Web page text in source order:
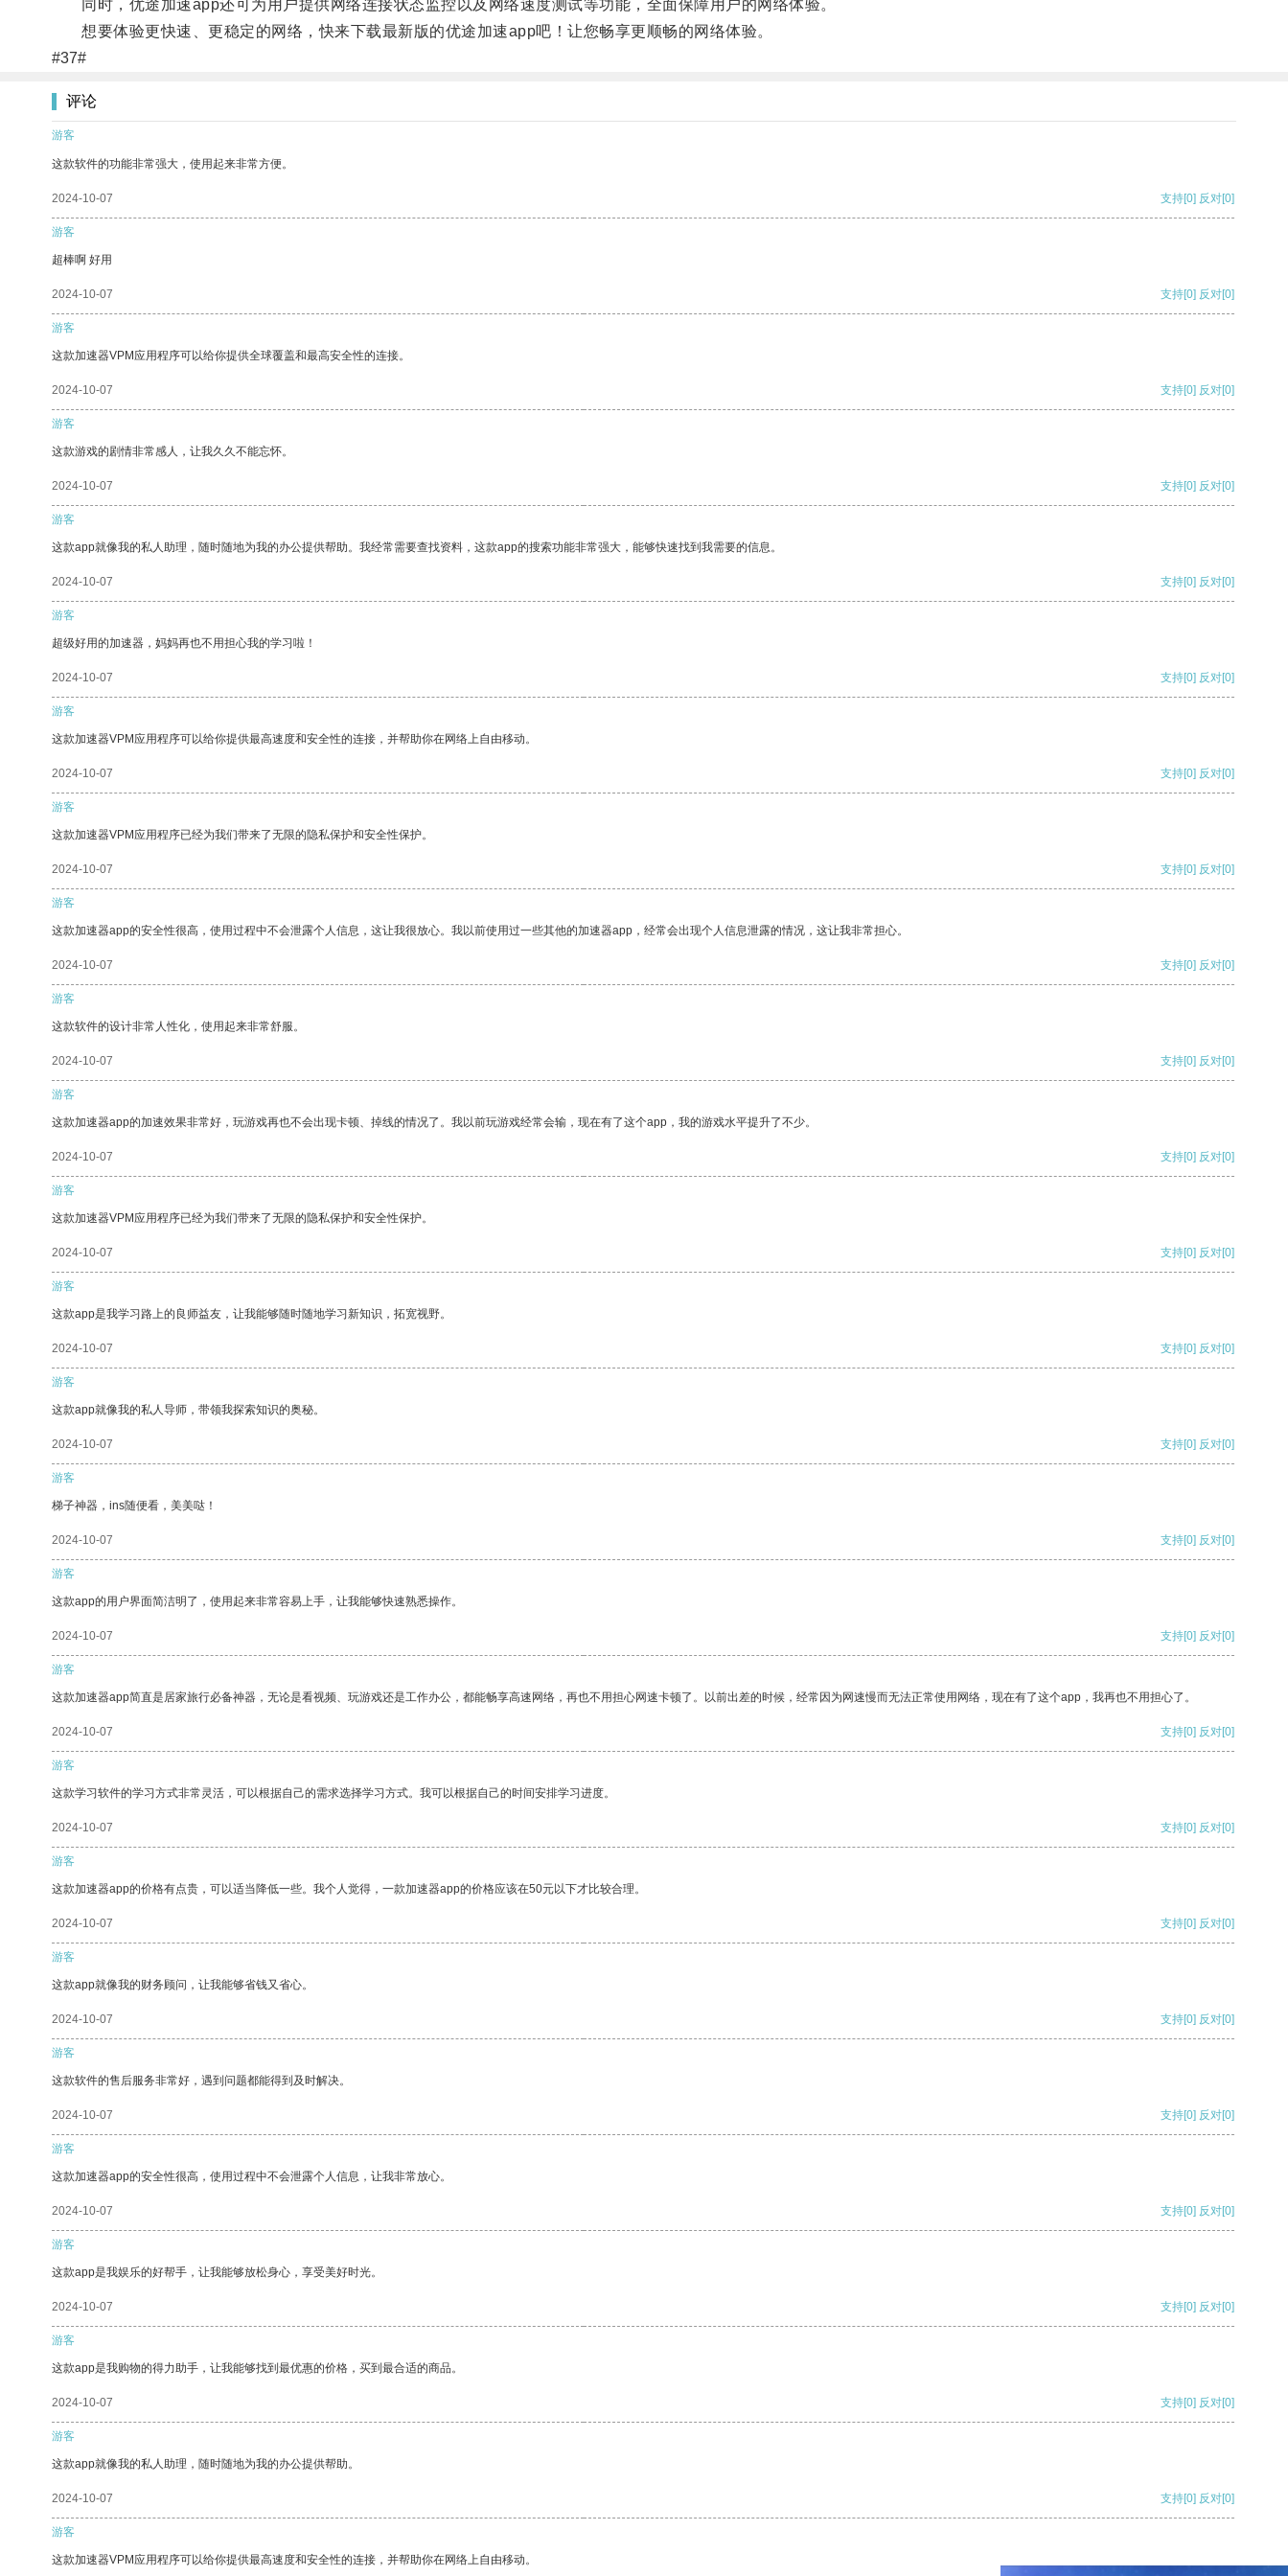
同时，优途加速app还可为用户提供网络连接状态监控以及网络速度测试等功能，全面保障用户的网络体验。
想要体验更快速、更稳定的网络，快来下载最新版的优途加速app吧！让您畅享更顺畅的网络体验。
#37#
评论
游客
这款软件的功能非常强大，使用起来非常方便。
2024-10-07 支持[0] 反对[0]
游客
超棒啊 好用
2024-10-07 支持[0] 反对[0]
游客
这款加速器VPM应用程序可以给你提供全球覆盖和最高安全性的连接。
2024-10-07 支持[0] 反对[0]
游客
这款游戏的剧情非常感人，让我久久不能忘怀。
2024-10-07 支持[0] 反对[0]
游客
这款app就像我的私人助理，随时随地为我的办公提供帮助。我经常需要查找资料，这款app的搜索功能非常强大，能够快速找到我需要的信息。
2024-10-07 支持[0] 反对[0]
游客
超级好用的加速器，妈妈再也不用担心我的学习啦！
2024-10-07 支持[0] 反对[0]
游客
这款加速器VPM应用程序可以给你提供最高速度和安全性的连接，并帮助你在网络上自由移动。
2024-10-07 支持[0] 反对[0]
游客
这款加速器VPM应用程序已经为我们带来了无限的隐私保护和安全性保护。
2024-10-07 支持[0] 反对[0]
游客
这款加速器app的安全性很高，使用过程中不会泄露个人信息，这让我很放心。我以前使用过一些其他的加速器app，经常会出现个人信息泄露的情况，这让我非常担心。
2024-10-07 支持[0] 反对[0]
游客
这款软件的设计非常人性化，使用起来非常舒服。
2024-10-07 支持[0] 反对[0]
游客
这款加速器app的加速效果非常好，玩游戏再也不会出现卡顿、掉线的情况了。我以前玩游戏经常会输，现在有了这个app，我的游戏水平提升了不少。
2024-10-07 支持[0] 反对[0]
游客
这款加速器VPM应用程序已经为我们带来了无限的隐私保护和安全性保护。
2024-10-07 支持[0] 反对[0]
游客
这款app是我学习路上的良师益友，让我能够随时随地学习新知识，拓宽视野。
2024-10-07 支持[0] 反对[0]
游客
这款app就像我的私人导师，带领我探索知识的奥秘。
2024-10-07 支持[0] 反对[0]
游客
梯子神器，ins随便看，美美哒！
2024-10-07 支持[0] 反对[0]
游客
这款app的用户界面简洁明了，使用起来非常容易上手，让我能够快速熟悉操作。
2024-10-07 支持[0] 反对[0]
游客
这款加速器app简直是居家旅行必备神器，无论是看视频、玩游戏还是工作办公，都能畅享高速网络，再也不用担心网速卡顿了。以前出差的时候，经常因为网速慢而无法正常使用网络，现在有了这个app，我再也不用担心了。
2024-10-07 支持[0] 反对[0]
游客
这款学习软件的学习方式非常灵活，可以根据自己的需求选择学习方式。我可以根据自己的时间安排学习进度。
2024-10-07 支持[0] 反对[0]
游客
这款加速器app的价格有点贵，可以适当降低一些。我个人觉得，一款加速器app的价格应该在50元以下才比较合理。
2024-10-07 支持[0] 反对[0]
游客
这款app就像我的财务顾问，让我能够省钱又省心。
2024-10-07 支持[0] 反对[0]
游客
这款软件的售后服务非常好，遇到问题都能得到及时解决。
2024-10-07 支持[0] 反对[0]
游客
这款加速器app的安全性很高，使用过程中不会泄露个人信息，让我非常放心。
2024-10-07 支持[0] 反对[0]
游客
这款app是我娱乐的好帮手，让我能够放松身心，享受美好时光。
2024-10-07 支持[0] 反对[0]
游客
这款app是我购物的得力助手，让我能够找到最优惠的价格，买到最合适的商品。
2024-10-07 支持[0] 反对[0]
游客
这款app就像我的私人助理，随时随地为我的办公提供帮助。
2024-10-07 支持[0] 反对[0]
游客
这款加速器VPM应用程序可以给你提供最高速度和安全性的连接，并帮助你在网络上自由移动。